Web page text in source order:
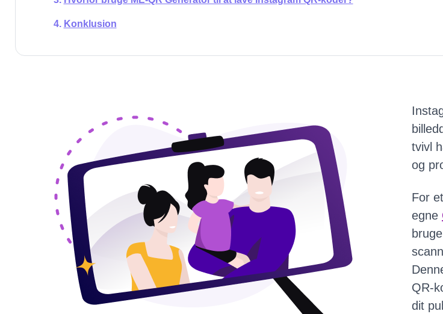
Konklusion
tvivl
og
For
egne
QR-
dit